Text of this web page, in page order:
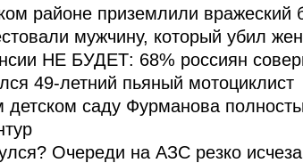
районе приземлили вражеский
мужчину, который убил
НЕ БУДЕТ: 68% россиян
49-летний пьяный мотоциклист
детском саду Фурманова
Очереди на АЗС резко